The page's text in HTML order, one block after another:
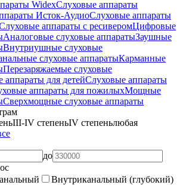
WidexСлуховые аппараты
Исток-АудиоСлуховые аппараты
аппараты с ресиверомЦифровые
Аналоговые слуховые аппаратыЗаушные
Внутриушные слуховые
слуховые аппаратыКарманные
Перезаряжаемые слуховые
аппараты для детейСлуховые аппараты
аппараты для пожилыхМощные
Сверхмощные слуховые аппараты
III-IV степеньIV степеньлюбая
до
Внутриканальный (глубокий)